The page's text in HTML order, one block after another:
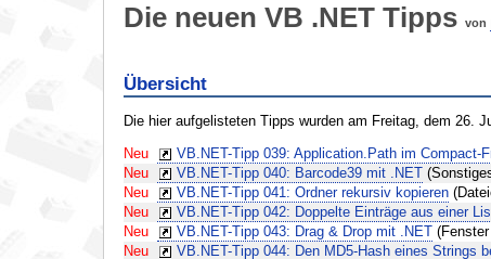
Die neuen VB .NET Tipps von
Übersicht
Die hier aufgelisteten Tipps wurden am Freitag, dem 26.
Neu VB.NET-Tipp 039: Application.Path im Compact-
Neu
VB.NET-Tipp 040: Barcode39 mit .NET
Neu
VB.NET-Tipp 041: Ordner rekursiv kopieren
Neu
VB.NET-Tipp 042: Doppelte Einträge aus einer
Neu
VB.NET-Tipp 043: Drag & Drop mit .NET(Fenster
Neu
VB.NET-Tipp 044: Den MD5-Hash eines Strings